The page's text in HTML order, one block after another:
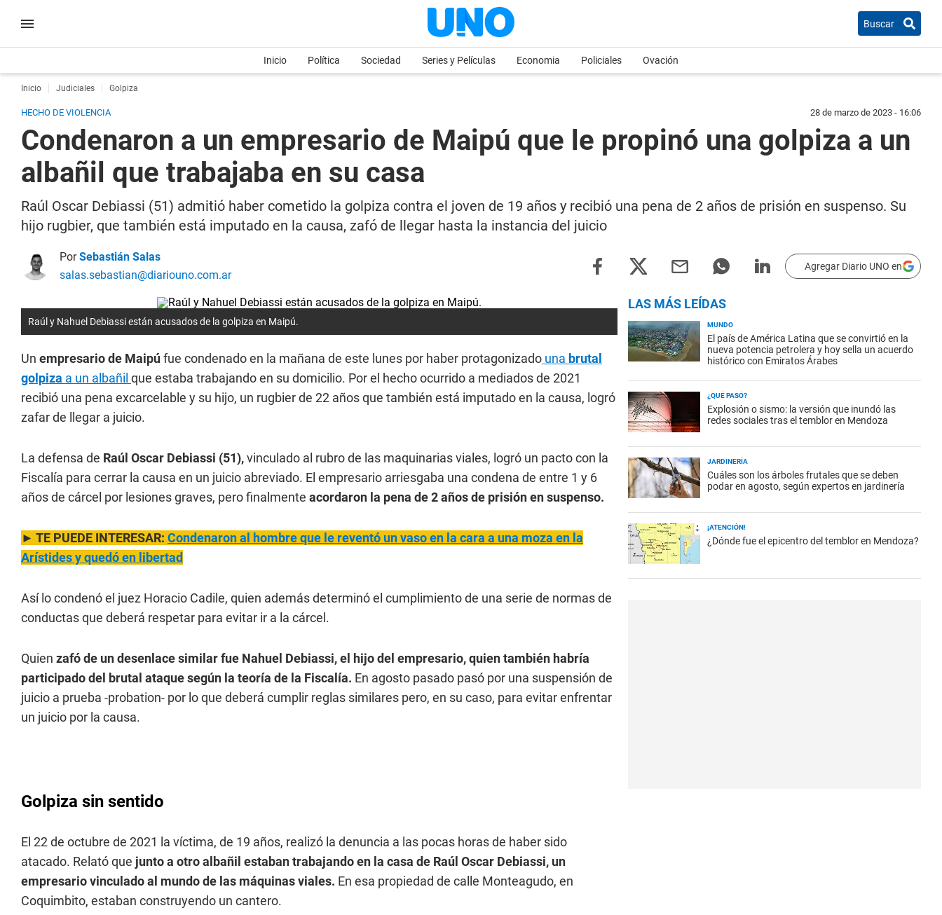
Buscar
Inicio Política Sociedad Series y Películas Economia Policiales Ovación
Inicio Judiciales Golpiza
HECHO DE VIOLENCIA 28 de marzo de 2023 - 16:06
Condenaron a un empresario de Maipú que le propinó una golpiza a un
albañil que trabajaba en su casa
Raúl Oscar Debiassi (51) admitió haber cometido la golpiza contra el joven de 19 años y recibió una pena de 2 años de prisión en suspenso. Su
hijo rugbier, que también está imputado en la causa, zafó de llegar hasta la instancia del juicio
PorSebastián Salas
salas.sebastian@diariouno.com.ar
Agregar Diario UNO en
Raúl y Nahuel Debiassi están acusados de la golpiza en Maipú.
Un empresario de Maipúfue condenado en la mañana de este lunes por haber protagonizado una brutal
golpiza a un albañil que estaba trabajando en su domicilio. Por el hecho ocurrido a mediados de 2021
recibió una pena excarcelable y su hijo, un rugbier de 22 años que también está imputado en la causa, logró
zafar de llegar a juicio.
La defensa de Raúl Oscar Debiassi (51),vinculado al rubro de las maquinarias viales, logró un pacto con la
Fiscalía para cerrar la causa en un juicio abreviado. El empresario arriesgaba una condena de entre 1 y 6
años de cárcel por lesiones graves, pero finalmente acordaron la pena de 2 años de prisión en suspenso.
► TE PUEDE INTERESAR: Condenaron al hombre que le reventó un vaso en la cara a una moza en la
Arístides y quedó en libertad
Así lo condenó el juez Horacio Cadile, quien además determinó el cumplimiento de una serie de normas de
conductas que deberá respetar para evitar ir a la cárcel.
Quien zafó de un desenlace similar fue Nahuel Debiassi, el hijo del empresario, quien también habría
participado del brutal ataque según la teoría de la Fiscalía. En agosto pasado pasó por una suspensión de
juicio a prueba -probation- por lo que deberá cumplir reglas similares pero, en su caso, para evitar enfrentar
un juicio por la causa.
Golpiza sin sentido
El 22 de octubre de 2021 la víctima, de 19 años, realizó la denuncia a las pocas horas de haber sido
atacado. Relató que junto a otro albañil estaban trabajando en la casa de Raúl Oscar Debiassi, un
empresario vinculado al mundo de las máquinas viales. En esa propiedad de calle Monteagudo, en
Coquimbito, estaban construyendo un cantero.
LAS MÁS LEÍDAS
MUNDO
El país de América Latina que se convirtió en la
nueva potencia petrolera y hoy sella un acuerdo
histórico con Emiratos Árabes
¿QUÉ PASÓ?
Explosión o sismo: la versión que inundó las
redes sociales tras el temblor en Mendoza
JARDINERÍA
Cuáles son los árboles frutales que se deben
podar en agosto, según expertos en jardinería
¡ATENCIÓN!
¿Dónde fue el epicentro del temblor en Mendoza?